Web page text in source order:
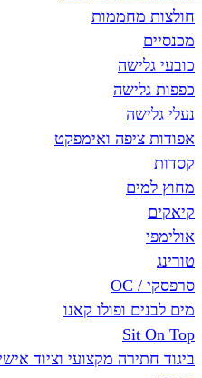
ואימפקט
ופולו קאנו
מקצועי וציוד אישי